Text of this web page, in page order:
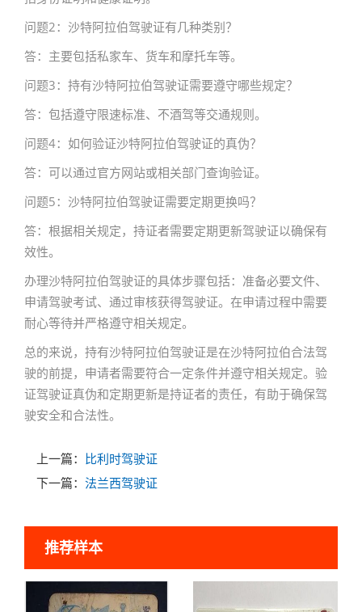
问题2：沙特阿拉伯驾驶证有几种类别？
答：主要包括私家车、货车和摩托车等。
问题3：持有沙特阿拉伯驾驶证需要遵守哪些规定？
答：包括遵守限速标准、不酒驾等交通规则。
问题4：如何验证沙特阿拉伯驾驶证的真伪？
答：可以通过官方网站或相关部门查询验证。
问题5：沙特阿拉伯驾驶证需要定期更换吗？
答：根据相关规定，持证者需要定期更新驾驶证以确保有
效性。
办理沙特阿拉伯驾驶证的具体步骤包括：准备必要文件、
申请驾驶考试、通过审核获得驾驶证。在申请过程中需要
耐心等待并严格遵守相关规定。
总的来说，持有沙特阿拉伯驾驶证是在沙特阿拉伯合法驾
驶的前提，申请者需要符合一定条件并遵守相关规定。验
证驾驶证真伪和定期更新是持证者的责任，有助于确保驾
驶安全和合法性。
上一篇： 比利时驾驶证
下一篇： 法兰西驾驶证
推荐样本